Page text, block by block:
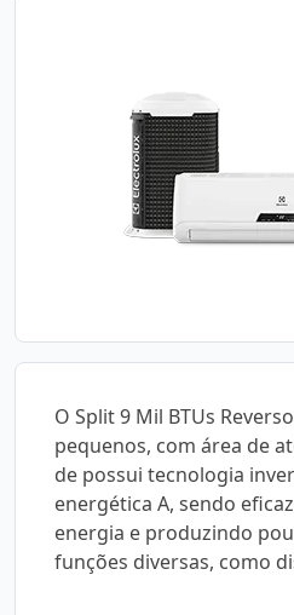
O Split 9 Mil BTUs
pequenos, com área de
de possui tecnologia
energética A, sendo
energia e produzindo
funções diversas, como